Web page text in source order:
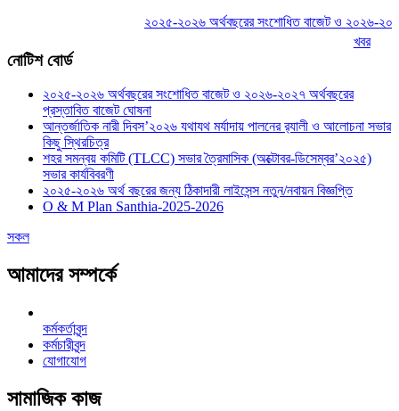
২০২৫-২০২৬ অর্থবছরের সংশোধিত বাজেট ও ২০২৬-২০২৭
খবর
নোটিশ বোর্ড
২০২৫-২০২৬ অর্থবছরের সংশোধিত বাজেট ও ২০২৬-২০২৭ অর্থবছরের
প্রস্তাবিত বাজেট ঘোষনা
আন্তর্জাতিক নারী দিবস’২০২৬ যথাযথ মর্যাদায় পালনের র‌্যালী ও আলোচনা সভার
কিছু স্থিরচিত্র
শহর সমন্বয় কমিটি (TLCC) সভার ত্রৈমাসিক (অক্টোবর-ডিসেম্বর’২০২৫)
সভার কার্যবিবরণী
২০২৫-২০২৬ অর্থ বছরের জন্য ঠিকাদারী লাইসেন্স নতুন/নবায়ন বিজ্ঞপ্তি
O & M Plan Santhia-2025-2026
সকল
আমাদের সম্পর্কে
কর্মকর্তাবৃন্দ
কর্মচারীবৃন্দ
যোগাযোগ
সামাজিক কাজ